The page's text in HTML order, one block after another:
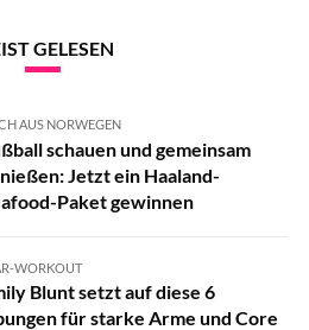
GELESEN
AUS NORWEGEN
schauen und gemeinsam
Jetzt ein Haaland-
Paket gewinnen
WORKOUT
Blunt setzt auf diese 6
für starke Arme und Core